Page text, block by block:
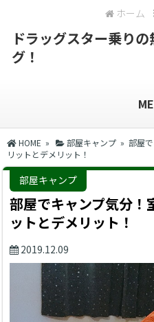
ホーム
ドラッグスター乗り
グ！
HOME » 部屋キャンプ » 部屋
リットとデメリット！
部屋キャンプ
部屋でキャンプ気分！
ットとデメリット！
2019.12.09